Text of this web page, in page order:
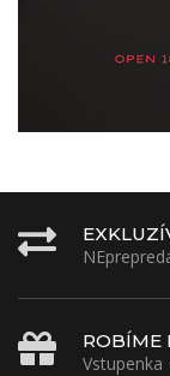
ROBÍME